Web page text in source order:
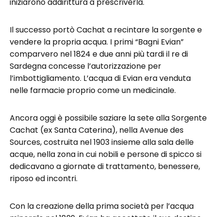
Il successo portò Cachat a recintare la sorgente e
vendere la propria acqua. I primi “Bagni Evian”
comparvero nel 1824 e due anni più tardi il re di
Sardegna concesse l’autorizzazione per
l’imbottigliamento. L’acqua di Evian era venduta
nelle farmacie proprio come un medicinale.
Ancora oggi è possibile saziare la sete alla Sorgente
Cachat (ex Santa Caterina), nella Avenue des
Sources, costruita nel 1903 insieme alla sala delle
acque, nella zona in cui nobili e persone di spicco si
dedicavano a giornate di trattamento, benessere,
riposo ed incontri.
Con la creazione della prima società per l’acqua